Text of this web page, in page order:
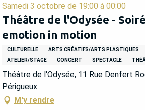
Samedi 3 octobre de 19:00 à 00:00
Théâtre de l'Odysée -
emotion in motion
CULTURELLE ARTS CRÉATIFS/ARTS PLASTIQUES
ATELIER/STAGE
CONCERT SPECTACLE
Théâtre de l'Odysée, 11 Rue Denfert
Périgueux
M'y rendre